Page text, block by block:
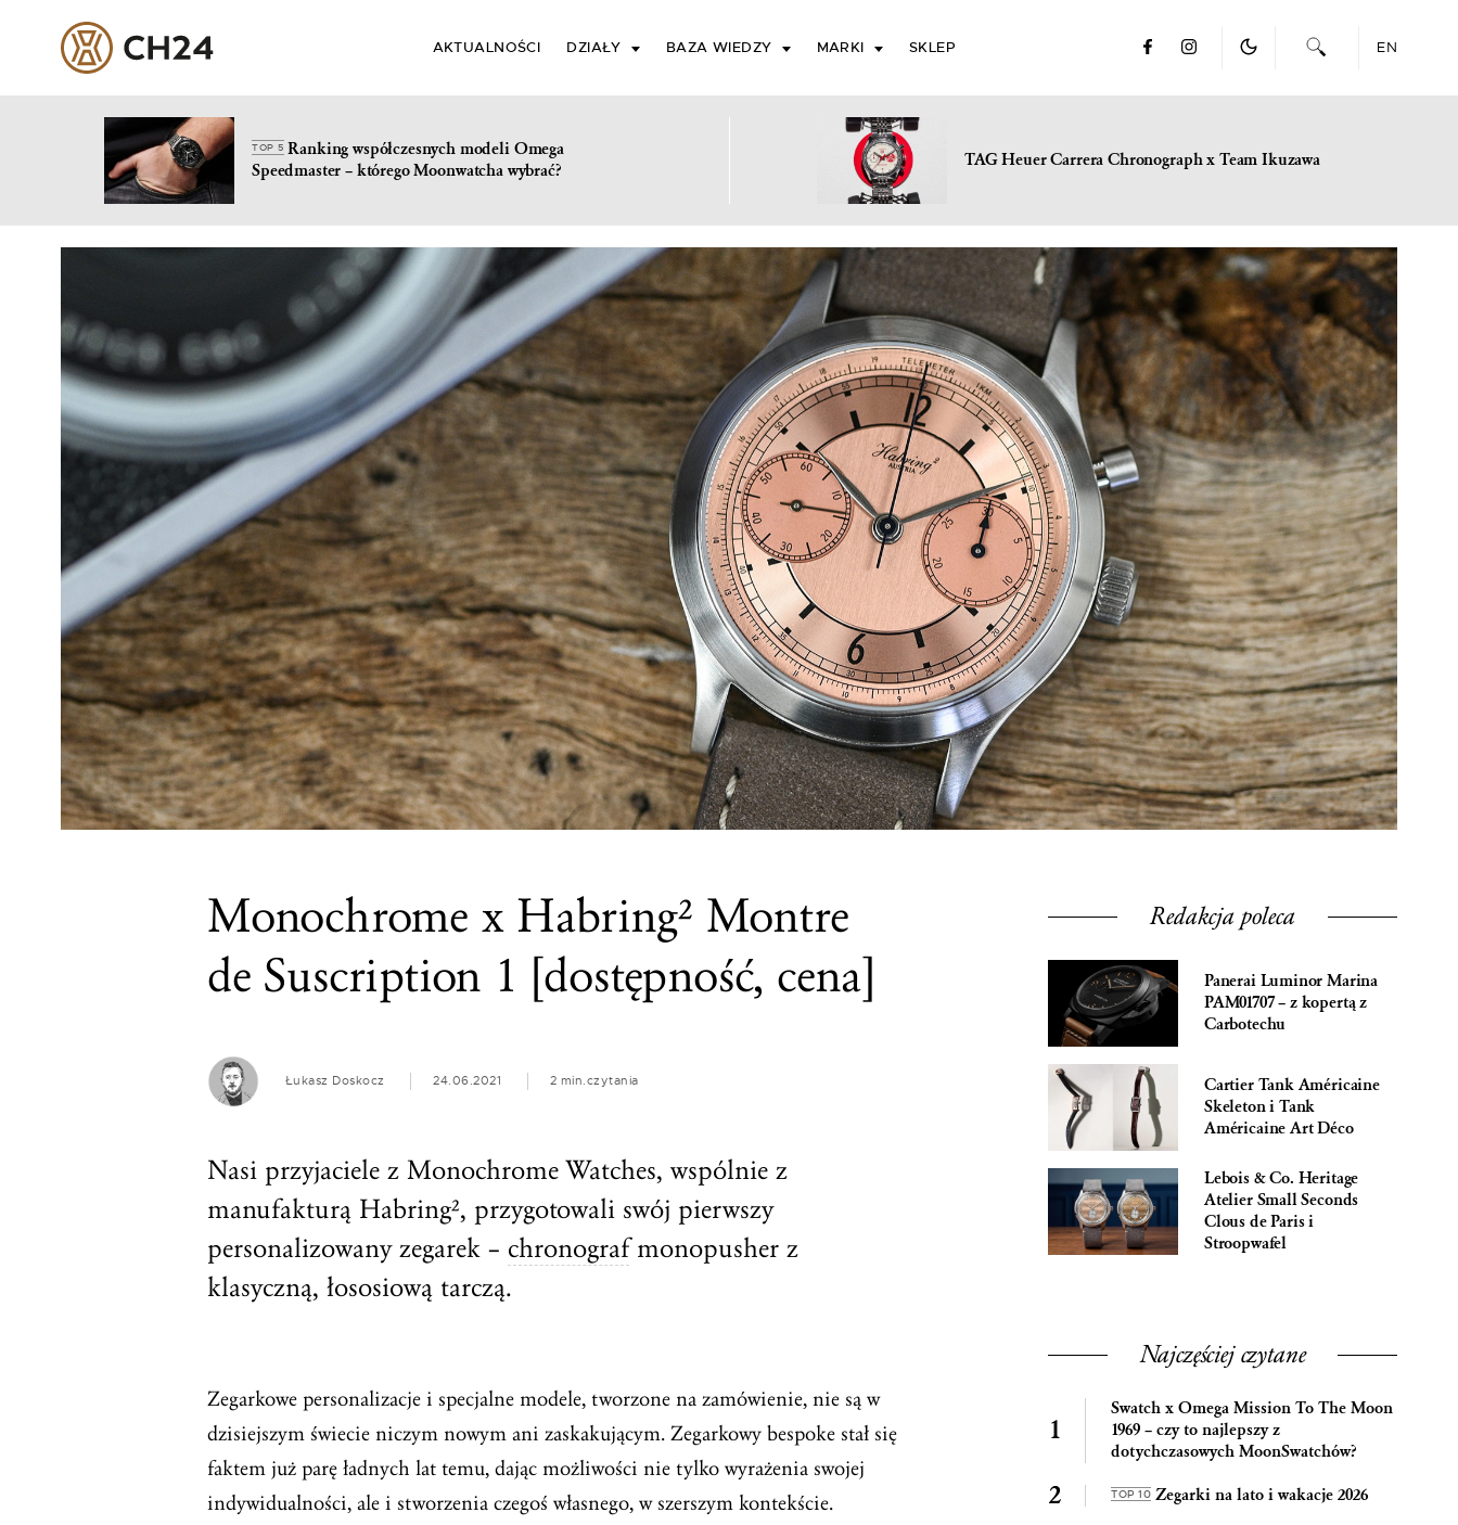
content
AKTUALNOŚCI DZIAŁY BAZA WIEDZY MARKI SKLEP EN
TOP 5Ranking współczesnych modeli Omega
Speedmaster – którego Moonwatcha wybrać?
TAG Heuer Carrera Chronograph x Team Ikuzawa
Monochrome x Habring² Montre
de Suscription 1 [dostępność, cena]
Łukasz Doskocz 24.06.2021 2 min.czytania
Nasi przyjaciele z Monochrome Watches, wspólnie z
manufakturą Habring², przygotowali swój pierwszy
personalizowany zegarek – chronografmonopusher z
klasyczną, łososiową tarczą.
Zegarkowe personalizacje i specjalne modele, tworzone na zamówienie, nie są w
dzisiejszym świecie niczym nowym ani zaskakującym. Zegarkowy bespoke stał się
faktem już parę ładnych lat temu, dając możliwości nie tylko wyrażenia swojej
indywidualności, ale i stworzenia czegoś własnego, w szerszym kontekście.
Redakcja poleca
Panerai Luminor Marina
PAM01707 – z kopertą z
Carbotechu
Cartier Tank Américaine
Skeleton i Tank
Américaine Art Déco
Lebois & Co. Heritage
Atelier Small Seconds
Clous de Paris i
Stroopwafel
Najczęściej czytane
Swatch x Omega Mission To The Moon
1969 – czy to najlepszy z
dotychczasowych MoonSwatchów?
TOP 10 Zegarki na lato i wakacje 2026